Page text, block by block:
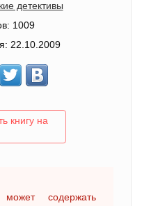
детективы
1009
22.10.2009
книгу на
содержать